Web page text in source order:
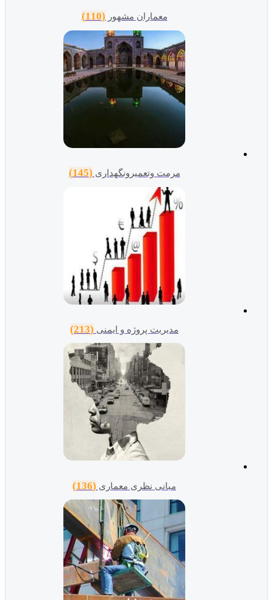
معماران مشهور (110)
مرمت وتعمیرونگهداری(145)
مدیریت پروژه و ایمنی (213)
مبانی نظری معماری (136)